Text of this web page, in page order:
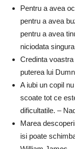
Pentru a avea
pentru a avea
pentru a avea
niciodata
Credinta
puterea lui
A iubi un copil
scoate tot ce
dificultatile. –
Marea
isi poate